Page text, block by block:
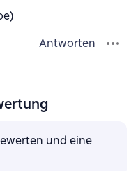
Antworten
und eine